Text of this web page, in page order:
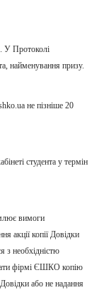
У Протоколі
найменування призу.
не пізніше 20
студента у термін
вимоги
акції копії Довідки
з необхідністю
фірмі ЄШКО копію
або не надання